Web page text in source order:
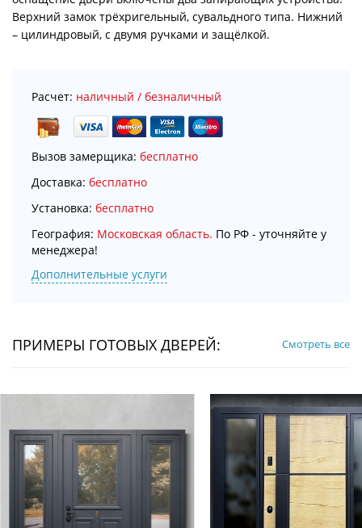
Верхний замок трёхригельный, сувальдного типа. Нижний
– цилиндровый, с двумя ручками и защёлкой.
Расчет: наличный / безналичный
Вызов замерщика: бесплатно
Доставка: бесплатно
Установка: бесплатно
География: Московская область. По РФ - уточняйте у
менеджера!
Дополнительные услуги
ПРИМЕРЫ ГОТОВЫХ ДВЕРЕЙ: Смотреть все